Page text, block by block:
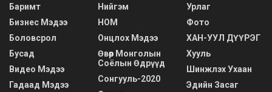
Баримт
Бизнес Мэдээ
Боловсрол
Бусад
Видео Мэдээ
Гадаад Мэдээ
Нийгэм
НОМ
Онцлох Мэдээ
Өвөр Монголын
Соёлын Өдрүүд
Сонгууль-2020
Урлаг
Фото
ХАН-УУЛ ДҮҮРЭГ
Хууль
Шинжлэх Ухаан
Эдийн Засаг